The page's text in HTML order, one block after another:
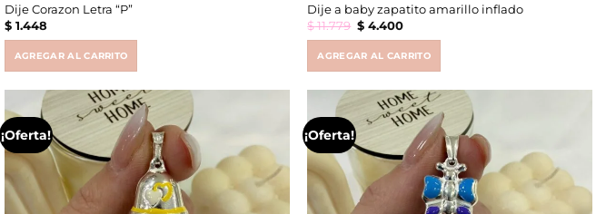
Dije Corazon Letra “P”
$1.448
AGREGAR AL CARRITO
Dije a baby zapatito amarillo inflado
$11.779 Original
price
$ 11.779.
$ 4.400Current
$ 4.400.
AGREGAR AL CARRITO
¡Oferta! ¡Oferta!